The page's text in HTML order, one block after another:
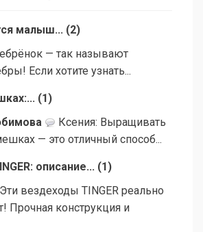
малыш... (2)
— так называют
Если хотите узнать...
(1)
Ксения: Выращивать
— это отличный способ...
описание... (1)
Эти вездеходы TINGER реально
Прочная конструкция и